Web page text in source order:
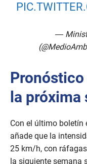
—
la próxima
Con el último boletín
añade que la
25 km/h, con
la siguiente semana